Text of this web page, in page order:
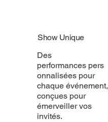
Show Unique
Des
performances pers
onnalisées pour
chaque événement,
conçues pour
émerveiller vos
invités.